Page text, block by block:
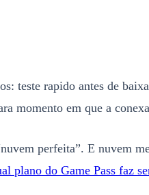
teste rapido antes de
momento em que a
perfeita”. E nuvem
plano do Game Pass faz